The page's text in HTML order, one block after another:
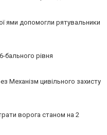
ями допомогли рятувальники
бального рівня
Механізм цивільного захисту
ворога станом на 2